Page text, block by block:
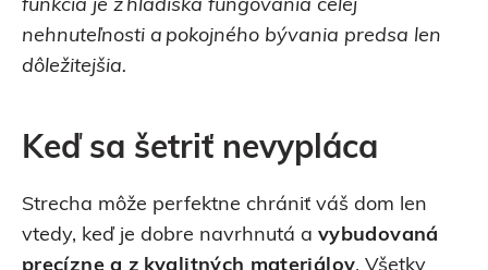
funkcia je z hľadiska fungovania celej
nehnuteľnosti a pokojného bývania predsa len
dôležitejšia.
Keď sa šetriť nevypláca
Strecha môže perfektne chrániť váš dom len
vtedy, keď je dobre navrhnutá a vybudovaná